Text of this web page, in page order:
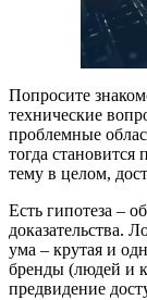
Попросите
технические
проблемные
тогда
тему в целом,
Есть гипотеза –
доказательства.
ума – крутая и
бренды (людей и
предвидение